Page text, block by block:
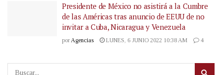
Presidente de México no asistirá a la Cumbre
de las Américas tras anuncio de EEUU de no
invitar a Cuba, Nicaragua y Venezuela
por Agencias LUNES, 6 JUNIO 2022 10:38 AM 4